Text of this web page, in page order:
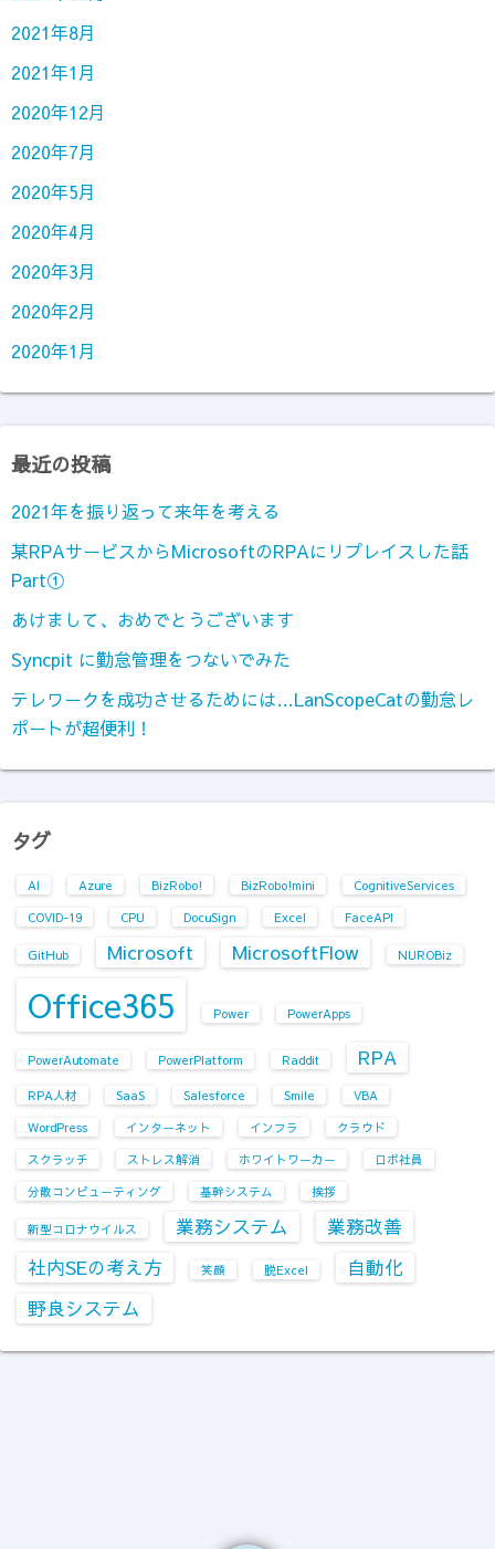
2021年8月
2021年1月
2020年12月
2020年7月
2020年5月
2020年4月
2020年3月
2020年2月
2020年1月
最近の投稿
2021年を振り返って来年を考える
某RPAサービスからMicrosoftのRPAにリプレイスした話
Part①
あけまして、おめでとうございます
Syncpit に勤怠管理をつないでみた
テレワークを成功させるためには…LanScopeCatの勤怠レ
ポートが超便利！
タグ
AI Azure BizRobo! BizRobo!mini
CognitiveServices
COVID-19
CPU DocuSign Excel FaceAPI
GitHub Microsoft MicrosoftFlow NUROBiz
Office365 Power PowerApps
PowerAutomate PowerPlatform Raddit RPA
RPA人材 SaaS Salesforce Smile
VBA
WordPress
インターネット インフラ
クラウド
スクラッチ
ストレス解消 ホワイトワーカー
ロボ社員
分散コンピューティング
基幹システム 挨拶
新型コロナウイルス 業務システム
業務改善
社内SEの考え方
笑顔 脱Excel
自動化
野良システム